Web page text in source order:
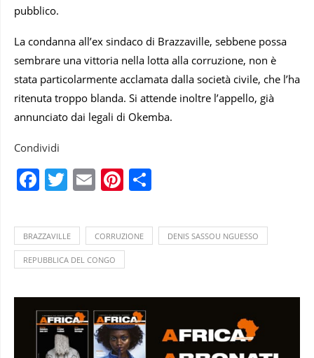
pubblico.
La condanna all’ex sindaco di Brazzaville, sebbene possa
sembrare una vittoria nella lotta alla corruzione, non è
stata particolarmente acclamata dalla società civile, che l’ha
ritenuta troppo blanda. Si attende inoltre l’appello, già
annunciato dai legali di Okemba.
Condividi
Facebook
Twitter
EmailPinterest
BRAZZAVILLE CORRUZIONE DENIS SASSOU NGUESSO
REPUBBLICA DEL CONGO